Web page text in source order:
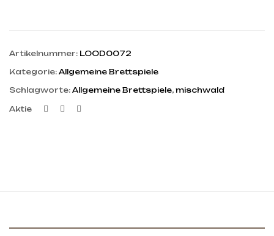
Artikelnummer: LOOD0072
Kategorie: Allgemeine Brettspiele
Schlagworte: Allgemeine Brettspiele, mischwald
Aktie Facebook
Twitter